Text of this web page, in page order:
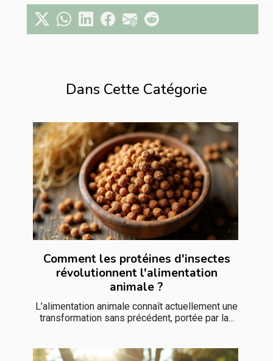
Dans Cette Catégorie
Comment les protéines d'insectes
révolutionnent l'alimentation
animale ?
L’alimentation animale connaît actuellement une
transformation sans précédent, portée par la...